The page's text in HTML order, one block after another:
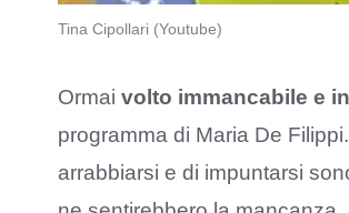
Tina Cipollari (Youtube)
Ormai volto immancabile e
programma di Maria De
arrabbiarsi e di impuntarsi